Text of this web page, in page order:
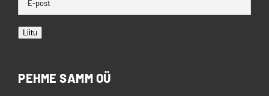
Liitu
PEHME SAMM OÜ